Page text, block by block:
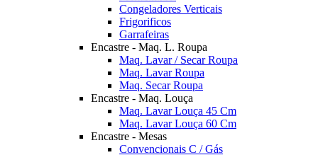
Congeladores Verticais
Frigorificos
Garrafeiras
Encastre - Maq. L. Roupa
Maq. Lavar / Secar Roupa
Maq. Lavar Roupa
Maq. Secar Roupa
Encastre - Maq. Louça
Maq. Lavar Louça 45 Cm
Maq. Lavar Louça 60 Cm
Encastre - Mesas
Convencionais C / Gás